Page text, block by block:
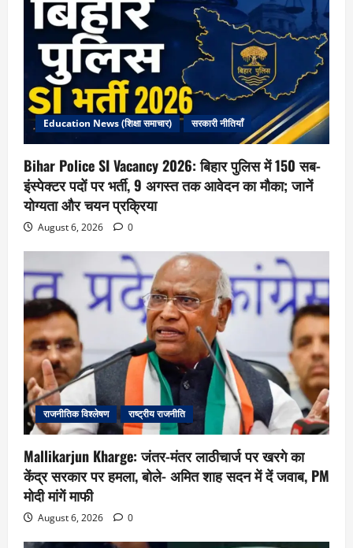
Education News (शिक्षा समाचार) सरकारी नीतियाँ
Bihar Police SI Vacancy 2026: बिहार पुलिस में 150 सब-
इंस्पेक्टर पदों पर भर्ती, 9 अगस्त तक आवेदन का मौका; जानें
योग्यता और चयन प्रक्रिया
August 6, 2026 0
राजनीतिक विश्लेषण राष्ट्रीय राजनीति
Mallikarjun Kharge: जंतर-मंतर लाठीचार्ज पर खरगे का
केंद्र सरकार पर हमला, बोले- अमित शाह सदन में दें जवाब, PM
मोदी मांगें माफी
August 6, 2026 0